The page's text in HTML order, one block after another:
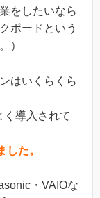
をしたいなら
ボードという
）
はいくらくら
導入されて
た。
・VAIOな